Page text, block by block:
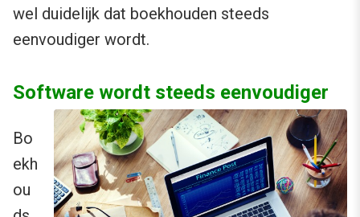
wel duidelijk dat boekhouden steeds
eenvoudiger wordt.
Software wordt steeds eenvoudiger
Bo
ekh
ou